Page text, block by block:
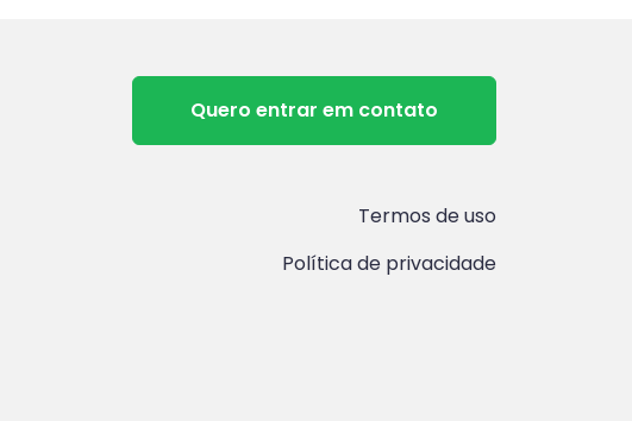
Quero entrar em contato
Termos de uso
Política de privacidade